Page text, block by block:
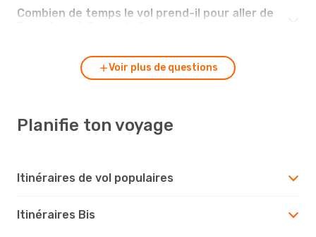
Combien de temps le vol prend-il pour aller de
Voir plus de questions
Planifie ton voyage
Itinéraires de vol populaires
Itinéraires Bis